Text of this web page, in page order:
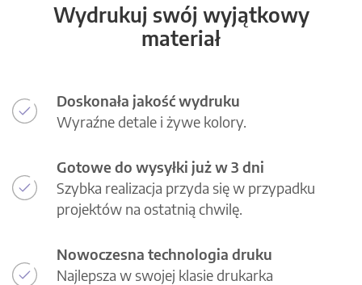
Wydrukuj swój wyjątkowy
materiał
Doskonała jakość wydruku
Wyraźne detale i żywe kolory.
Gotowe do wysyłki już w 3 dni
Szybka realizacja przyda się w przypadku
projektów na ostatnią chwilę.
Nowoczesna technologia druku
Najlepsza w swojej klasie drukarka